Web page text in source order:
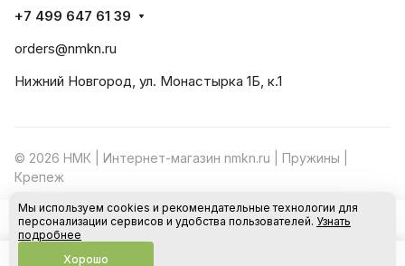
В корзину
+7 499 647 61 39
orders@nmkn.ru
Нижний Новгород, ул. Монастырка 1Б, к.1
© 2026 НМК | Интернет-магазин nmkn.ru | Пружины |
Крепеж
Конфиденциальность Оферта
Мы используем cookies и рекомендательные технологии для
персонализации сервисов и удобства пользователей. Узнать
подробнее
Хорошо